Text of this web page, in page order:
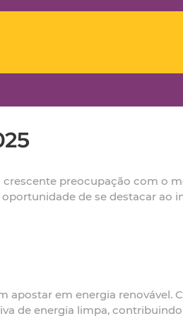
preocupação com o
de se destacar ao
apostar em energia renovável.
de energia limpa,